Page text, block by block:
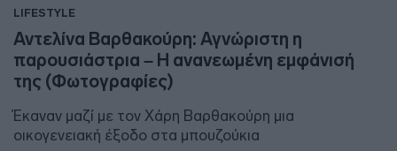
LIFESTYLE
Αντελίνα Βαρθακούρη: Αγνώριστη η
παρουσιάστρια – Η ανανεωμένη εμφάνισή
της (Φωτογραφίες)
Έκαναν μαζί με τον Χάρη Βαρθακούρη μια
οικογενειακή έξοδο στα μπουζούκια